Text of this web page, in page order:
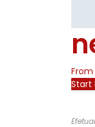
From
Start